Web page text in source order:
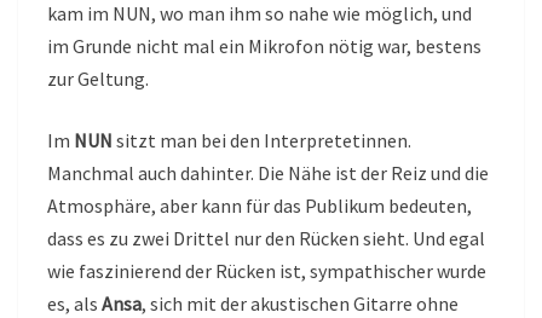
kam im NUN, wo man ihm so nahe wie möglich, und
im Grunde nicht mal ein Mikrofon nötig war, bestens
zur Geltung.
Im NUN sitzt man bei den Interpretetinnen.
Manchmal auch dahinter. Die Nähe ist der Reiz und die
Atmosphäre, aber kann für das Publikum bedeuten,
dass es zu zwei Drittel nur den Rücken sieht. Und egal
wie faszinierend der Rücken ist, sympathischer wurde
es, als Ansa, sich mit der akustischen Gitarre ohne